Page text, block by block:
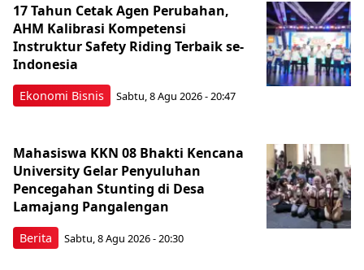
Ekonomi Bisnis
17 Tahun Cetak Agen Perubahan,
AHM Kalibrasi Kompetensi
Instruktur Safety Riding Terbaik se-
Indonesia
Sabtu, 8 Agu 2026 - 20:47
Berita
Mahasiswa KKN 08 Bhakti Kencana
University Gelar Penyuluhan
Pencegahan Stunting di Desa
Lamajang Pangalengan
Sabtu, 8 Agu 2026 - 20:30